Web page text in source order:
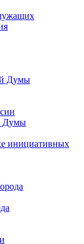
Думы
Думы
инициативных